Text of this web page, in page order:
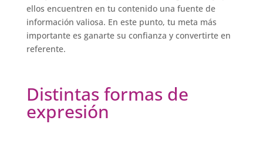
ellos encuentren en tu contenido una fuente de
información valiosa. En este punto, tu meta más
importante es ganarte su confianza y convertirte en
referente.
Distintas formas de
expresión